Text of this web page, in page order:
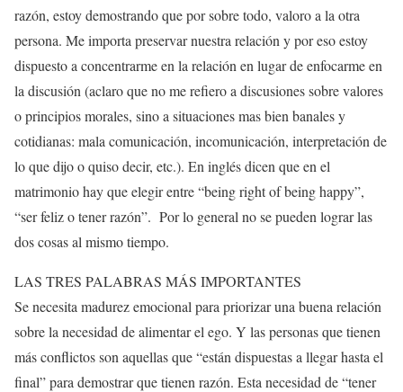
razón, estoy demostrando que por sobre todo, valoro a la otra
persona. Me importa preservar nuestra relación y por eso estoy
dispuesto a concentrarme en la relación en lugar de enfocarme en
la discusión (aclaro que no me refiero a discusiones sobre valores
o principios morales, sino a situaciones mas bien banales y
cotidianas: mala comunicación, incomunicación, interpretación de
lo que dijo o quiso decir, etc.). En inglés dicen que en el
matrimonio hay que elegir entre “being right of being happy”,
“ser feliz o tener razón”. Por lo general no se pueden lograr las
dos cosas al mismo tiempo.
LAS TRES PALABRAS MÁS IMPORTANTES
Se necesita madurez emocional para priorizar una buena relación
sobre la necesidad de alimentar el ego. Y las personas que tienen
más conflictos son aquellas que “están dispuestas a llegar hasta el
final” para demostrar que tienen razón. Esta necesidad de “tener